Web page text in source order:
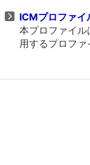
ICMプロファ
本プロファイ
用するプロファ